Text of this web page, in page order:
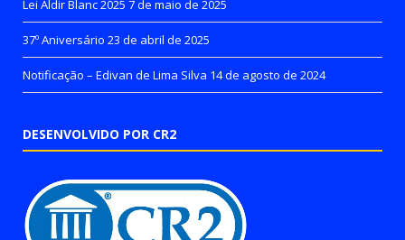
Lei Aldir Blanc 2025 7 de maio de 2025
37º Aniversário 23 de abril de 2025
Notificação – Edivan de Lima Silva 14 de agosto de 2024
DESENVOLVIDO POR CR2